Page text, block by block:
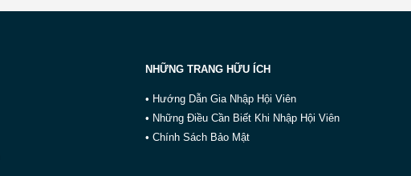
NHỮNG TRANG HỮU ÍCH
• Hướng Dẫn Gia Nhập Hội Viên
• Những Điều Cần Biết Khi Nhập Hội Viên
• Chính Sách Bảo Mật